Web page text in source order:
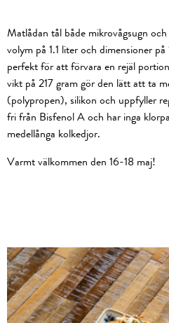
Matlådan tål både mikrovågsugn
volym på 1.1 liter och dimensioner
perfekt för att förvara en rejäl
vikt på 217 gram gör den lätt att ta
(polypropen), silikon och uppfyller
fri från Bisfenol A och har inga
medellånga kolkedjor.
Varmt välkommen den 16-18 maj!
Read about: Phil’s Burger